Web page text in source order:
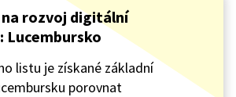
rozvoj digitální
Lucembursko
listu je získané základní
porovnat